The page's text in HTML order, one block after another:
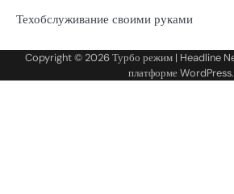
Техобслуживание своими руками
Copyright © 2026Турбо режим | Headline
платформеWordPress.